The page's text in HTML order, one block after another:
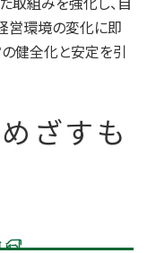
営環境の変化に即
の健全化と安定を引
ざすも